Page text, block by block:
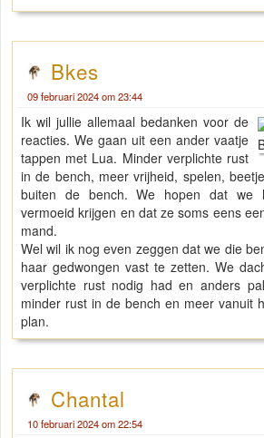
Bkes
09 februari 2024 om 23:44
Ik wil jullie allemaal bedanken voor de
reacties. We gaan uit een ander vaatje
tappen met Lua. Minder verplichte rust
in de bench, meer vrijheid, spelen,
buiten de bench. We hopen dat we
vermoeid krijgen en dat ze soms eens
mand.
Wel wil ik nog even zeggen dat we die
haar gedwongen vast te zetten. We
verplichte rust nodig had en anders
minder rust in de bench en meer vanuit
plan.
Chantal
10 februari 2024 om 22:54